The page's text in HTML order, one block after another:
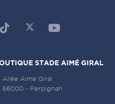
STADE AIMÉ GIRAL
Allée Aime Giral
66000 - Perpignan